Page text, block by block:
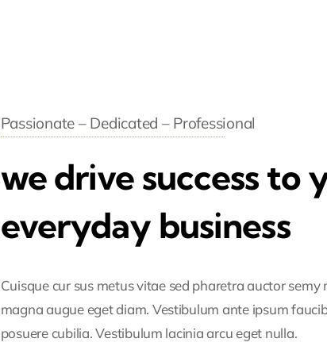
Passionate – Dedicated – Professional
we drive success to
everyday business
Cuisque cur sus metus vitae sed pharetra auctorsemy
magna augue eget diam. Vestibulum ante ipsum
posuere cubilia. Vestibulum lacinia arcu eget nulla.